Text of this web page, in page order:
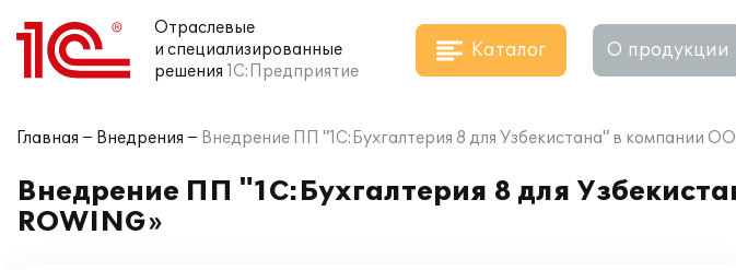
Отраслевые
и специализированные
решения 1С:Предприятие
Каталог О продукции
Главная Внедрения Внедрение ПП "1С:Бухгалтерия 8 для Узбекистана" в компании
Внедрение ПП "1С:Бухгалтерия 8 для
ROWING»